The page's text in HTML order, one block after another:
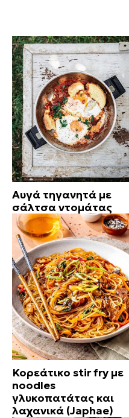
Αυγά τηγανητά με
σάλτσα ντομάτας
Κορεάτικο stir fry με
noodles
γλυκοπατάτας και
λαχανικά (Japhae)